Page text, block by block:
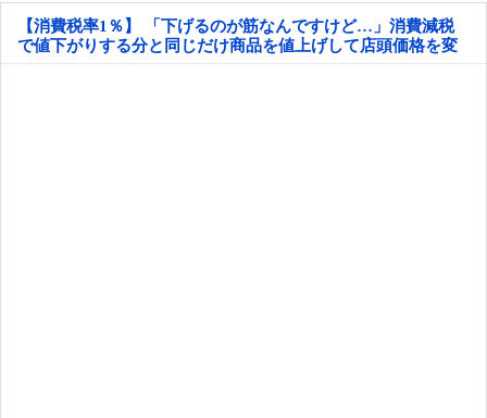
【消費税率1％】 「下げるのが筋なんですけど…」消費減税
で値下がりする分と同じだけ商品を値上げして店頭価格を変
えない店も